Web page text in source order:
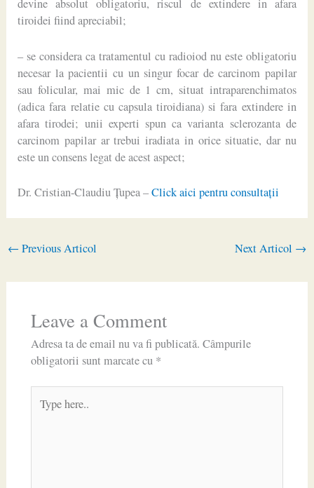
devine absolut obligatoriu, riscul de extindere in afara
tiroidei fiind apreciabil;
– se considera ca tratamentul cu radioiod nu este obligatoriu
necesar la pacientii cu un singur focar de carcinom papilar
sau folicular, mai mic de 1 cm, situat intraparenchimatos
(adica fara relatie cu capsula tiroidiana) si fara extindere in
afara tirodei; unii experti spun ca varianta sclerozanta de
carcinom papilar ar trebui iradiata in orice situatie, dar nu
este un consens legat de acest aspect;
Dr. Cristian-Claudiu Ţupea –Click aici pentru consultaţii
← Previous Articol Next Articol →
Leave a Comment
Adresa ta de email nu va fi publicată. Câmpurile
obligatorii sunt marcate cu *
here..